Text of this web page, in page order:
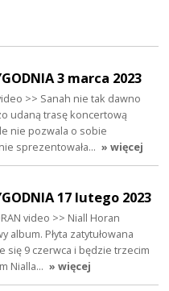
3 marca 2023
>> Sanah nie tak dawno
udaną trasę koncertową
nie pozwala o sobie
sprezentowała… » więcej
17 lutego 2023
video >> Niall Horan
album. Płyta zatytułowana
się 9 czerwca i będzie trzecim
Nialla… » więcej